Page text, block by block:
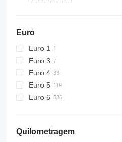
Euro
Euro 1
Euro 3
Euro 4
Euro 5
Euro 6
Quilometragem